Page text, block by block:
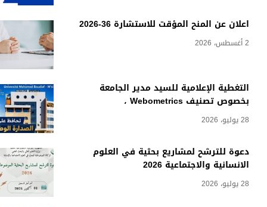
اعلان عن المنح المؤقت للاستشارة 36-2026
2 أغسطس، 2026
التغطية الإعلامية للسيد مدير الجامعة
بخصوص تصنيف Webometrics ،
28 يوليو، 2026
دعوة للترشح لمشاريع بحثية في العلوم
الانسانية والاجتماعية 2026
28 يوليو، 2026